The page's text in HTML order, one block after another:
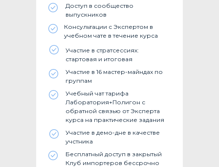
Бесплатный доступ в закрытый
Клуб импортеров бессрочно
Участие в стратсессиях:
стартовая и итоговая
Консультации с Экспертом в
учебном чате в течение курса
Участие в демо-дне в качестве
учстника
Учебный чат тарифа
Лаборатория+Полигон с
обратной связью от Эксперта
курса на практические задания
Доступ в сообщество
выпускников
Участие в 16 мастер-майндах по
группам